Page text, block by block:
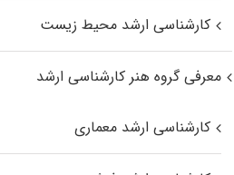
کارشناسی ارشد محیط زیست
معرفی گروه هنر کارشناسی ارشد
کارشناسی ارشد معماری